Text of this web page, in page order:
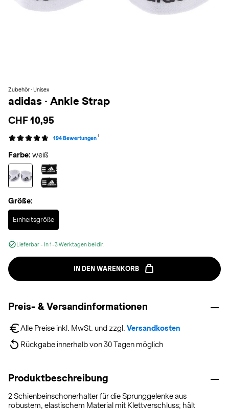
Zubehör · Unisex
adidas · Ankle Strap
CHF 10,95
194 Bewertungen 1
Farbe: weiß
Größe:
Einheitsgröße
Selected
Lieferbar - In 1-3 Werktagen bei dir.
IN DEN WARENKORB
Preis- & Versandinformationen
Alle Preise inkl. MwSt. und zzgl. Versandkosten
Rückgabe innerhalb von 30 Tagen möglich
Produktbeschreibung
2 Schienbeinschonerhalter für die Sprunggelenke aus
robustem, elastischem Material mit Klettverschluss; hält